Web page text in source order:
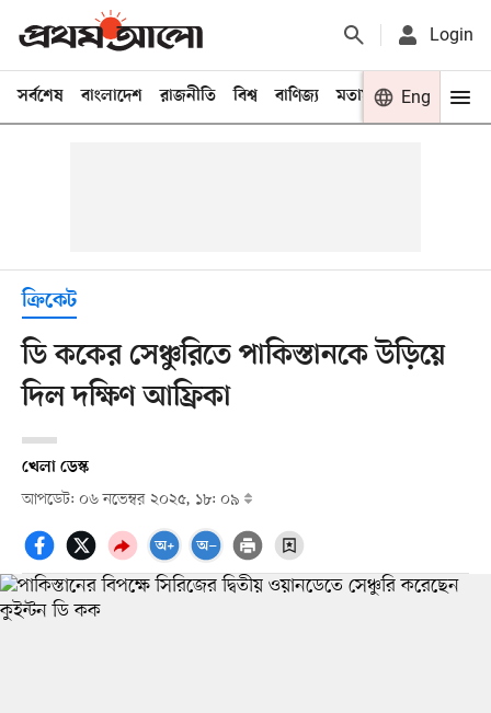
Login
সর্বশেষ বাংলাদেশ রাজনীতি বিশ্ব বাণিজ্য মতামত খেলা
Eng
ক্রিকেট
ডি ককের সেঞ্চুরিতে পাকিস্তানকে উড়িয়ে
দিল দক্ষিণ আফ্রিকা
খেলা ডেস্ক
আপডেট: ০৬ নভেম্বর ২০২৫, ১৮: ০৯